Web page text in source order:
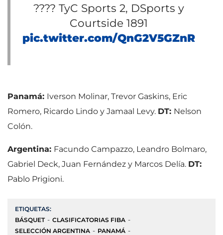
???? TyC Sports 2, DSports y
Courtside 1891
pic.twitter.com/QnG2V5GZnR
Panamá: Iverson Molinar, Trevor Gaskins, Eric
Romero, Ricardo Lindo y Jamaal Levy. DT: Nelson
Colón.
Argentina: Facundo Campazzo, Leandro Bolmaro,
Gabriel Deck, Juan Fernández y Marcos Delía. DT:
Pablo Prigioni.
ETIQUETAS:
BÁSQUET
CLASIFICATORIAS FIBA
SELECCIÓN ARGENTINA
PANAMÁ